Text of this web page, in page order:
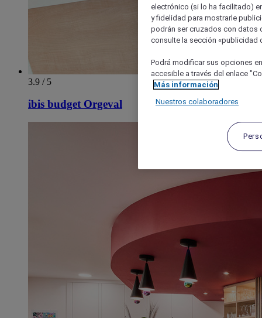
3.9 / 5
ibis budget Orgeval
electrónico (si lo ha facilitado)
y fidelidad para mostrarle
podrán ser cruzados con datos
consulte la sección «publicidad
Podrá modificar sus opciones
accesible a través del enlace
Más información
Nuestros colaboradores